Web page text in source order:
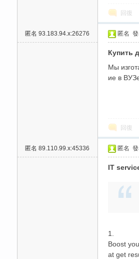
回復
匿名 93.183.94.x:26276 匿名
Купить
Мы
ие в
回復
匿名 89.110.99.x:45336 匿名
IT
1.
Boost
at get